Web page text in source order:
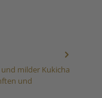
milder Kukicha
und